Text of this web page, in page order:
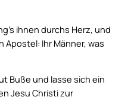
ihnen durchs Herz, und
Ihr Männer, was
Buße und lasse sich ein
Jesu Christi zur